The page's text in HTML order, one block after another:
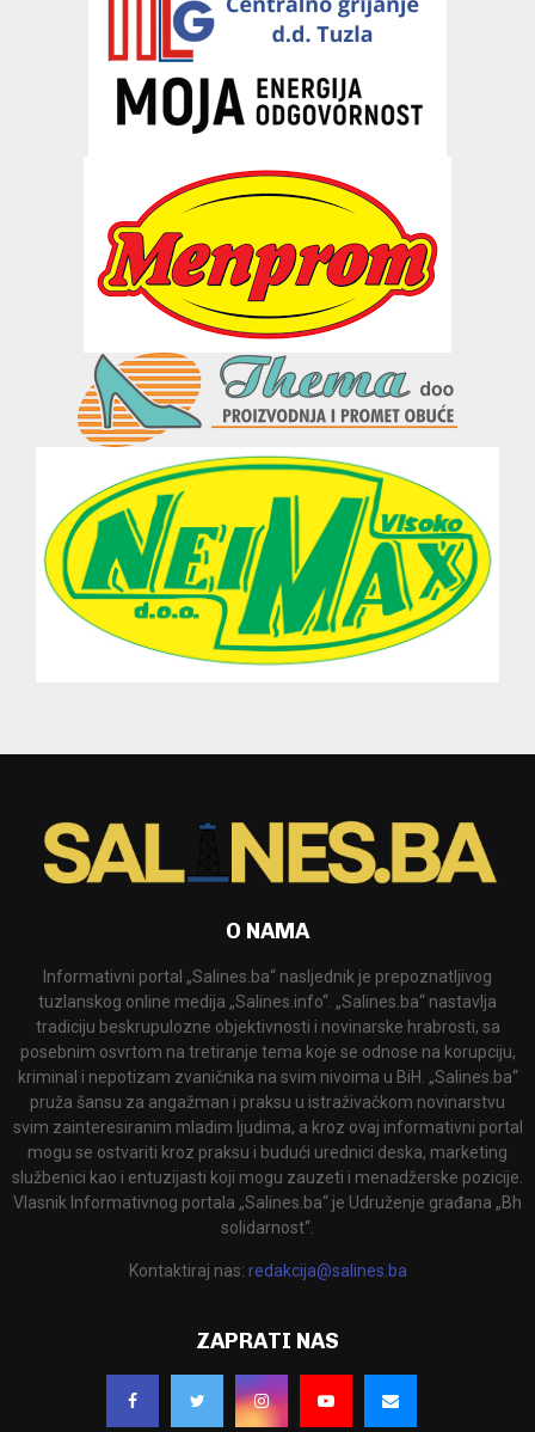
O NAMA
Informativni portal „Salines.ba“ nasljednik je prepoznatljivog
tuzlanskog online medija „Salines.info“. „Salines.ba“ nastavlja
tradiciju beskrupulozne objektivnosti i novinarske hrabrosti, sa
posebnim osvrtom na tretiranje tema koje se odnose na korupciju,
kriminal i nepotizam zvaničnika na svim nivoima u BiH. „Salines.ba“
pruža šansu za angažman i praksu u istraživačkom novinarstvu
svim zainteresiranim mladim ljudima, a kroz ovaj informativni portal
mogu se ostvariti kroz praksu i budući urednici deska, marketing
službenici kao i entuzijasti koji mogu zauzeti i menadžerske pozicije.
Vlasnik Informativnog portala „Salines.ba“ je Udruženje građana „Bh
solidarnost“.
Kontaktiraj nas: redakcija@salines.ba
ZAPRATI NAS